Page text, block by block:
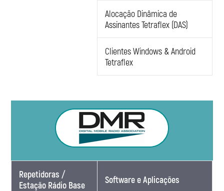
Alocação Dinâmica de
Assinantes Tetraflex (DAS)
Clientes Windows & Android
Tetraflex
Repetidoras /
Estação Rádio Base
Software e Aplicações